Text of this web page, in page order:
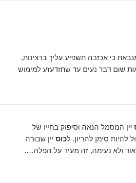
מנבאת כי אכזבה תשפיע עליך ברצינות,
שום דבר נעים עד שתזדעזע למימוש
יין המסמל הנאה וסיפוק בחייו של
להיות סימן להריון. לכוס יין שבורה
ולא נעימה, זה מעיד על הפלה….